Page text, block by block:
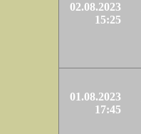
02.08.2023
15:25
01.08.2023
17:45